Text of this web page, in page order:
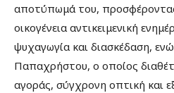
αποτύπωμά του,
οικογένεια αντικειμενική
ψυχαγωγία και διασκέδαση,
Παπαχρήστου, ο οποίος
αγοράς, σύγχρονη οπτική και